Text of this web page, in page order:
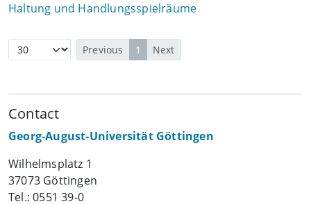
Haltung und Handlungsspielräume
Previous 1 Next
Contact
Georg-August-Universität Göttingen
Wilhelmsplatz 1
37073 Göttingen
Tel.: 0551 39-0